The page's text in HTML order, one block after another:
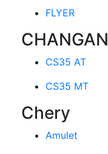
FLYER
CHANGAN
CS35 AT
CS35 MT
Chery
Amulet